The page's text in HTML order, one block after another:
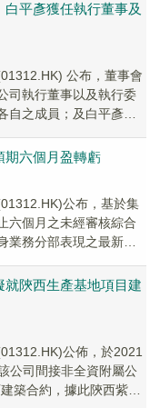
平彥獲任執行董事及
公布，董事會
司執行董事以及執行委
自之成員；及白平彥先
期六個月盈轉虧
公布，基於集
六個月之未經審核綜合
業務分部表現之最新評
就陝西生產基地項目建
公佈，於2021
公司間接非全資附屬公
築合約，據此陝西紫光